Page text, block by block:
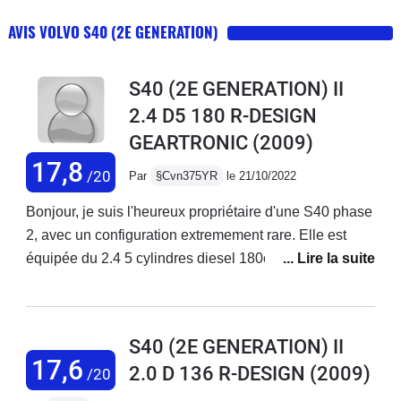
AVIS VOLVO S40 (2E GENERATION)
17,8 /20
S40 (2E GENERATION) II
2.4 D5 180 R-DESIGN
GEARTRONIC (2009)
Par §Cvn375YR le 21/10/2022
Bonjour, je suis l'heureux propriétaire d'une S40 phase
2, avec un configuration extremement rare. Elle est
équipée du 2.4 5 cylindres diesel 180ch (D5), en boite
moteur precisement, je tenais a preciser que c'est le
marque (D4 par exemple), et qui equipe d'autres
modèles également. C'est un moteur extrêmement
17,6 /20
S40 (2E GENERATION) II
2.0 D 136 R-DESIGN (2009)